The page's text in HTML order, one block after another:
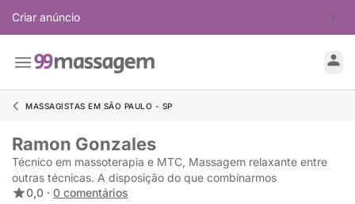
Criar anúncio
MASSAGISTAS EM SÃO PAULO - SP
Ramon Gonzales
Técnico em massoterapia e MTC, Massagem relaxante entre
outras técnicas. A disposição do que combinarmos
0,0 · 0 comentários